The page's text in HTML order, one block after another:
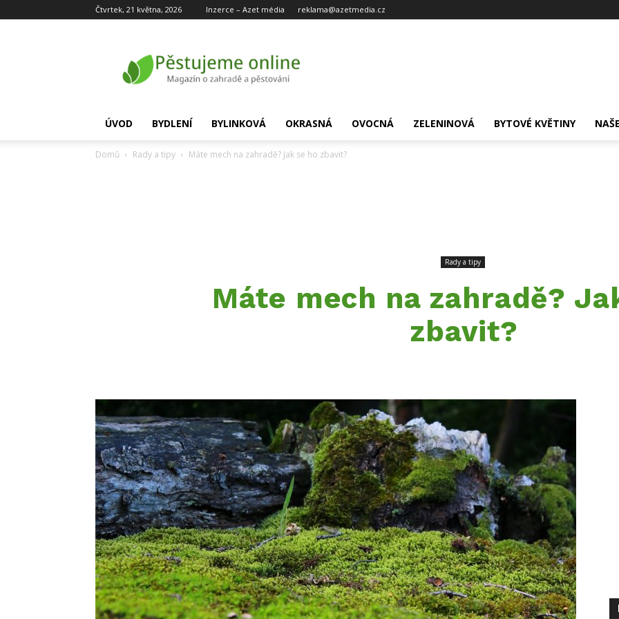
Čtvrtek, 21 května, 2026 Inzerce – Azet média reklama@azetmedia.cz
online
ÚVOD BYDLENÍ BYLINKOVÁ OKRASNÁ OVOCNÁ ZELENINOVÁ BYTOVÉ KVĚTINY
Domů Rady a tipy Máte mech na zahradě? Jak se ho zbavit?
Rady a tipy
Máte mech na zahradě?
zbavit?